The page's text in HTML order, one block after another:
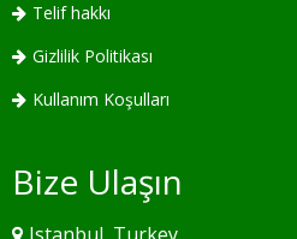
Telif hakkı
Gizlilik Politikası
Kullanım Koşulları
Bize Ulaşın